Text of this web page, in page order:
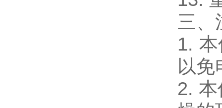
三、
1.
以免
2.